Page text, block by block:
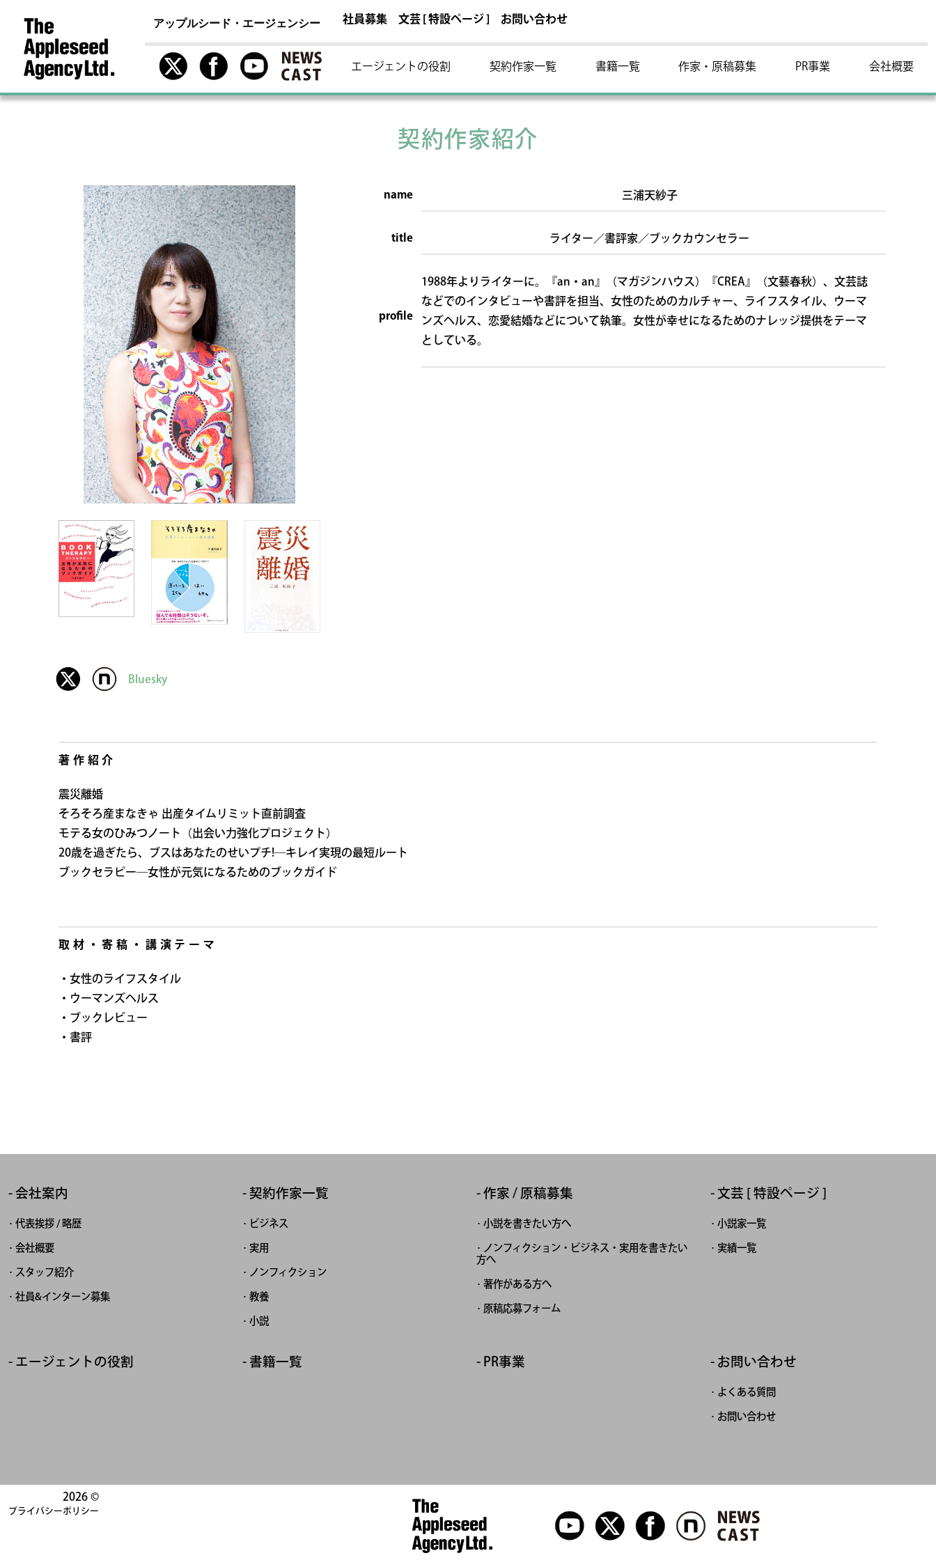
アップルシード・エージェンシー 社員募集 文芸 [ 特設ページ ] お問い合わせ
エージェントの役割 契約作家一覧 書籍一覧 作家・原稿募集 PR事業 会社概要
契約作家紹介
Bluesky
name 三浦天紗子
title ライター／書評家／ブックカウンセラー
profile
1988年よりライターに。『an・an』（マガジンハウス）『CREA』（文藝春秋）、文芸誌
などでのインタビューや書評を担当、女性のためのカルチャー、ライフスタイル、ウーマ
ンズヘルス、恋愛結婚などについて執筆。女性が幸せになるためのナレッジ提供をテーマ
としている。
著作紹介
震災離婚
そろそろ産まなきゃ 出産タイムリミット直前調査
モテる女のひみつノート（出会い力強化プロジェクト）
20歳を過ぎたら、ブスはあなたのせいプチ!―キレイ実現の最短ルート
ブックセラピー―女性が元気になるためのブックガイド
取材・寄稿・講演テーマ
・女性のライフスタイル
・ウーマンズヘルス
・ブックレビュー
・書評
会社案内
代表挨拶 / 略歴
会社概要
スタッフ紹介
社員&インターン募集
契約作家一覧
ビジネス
実用
ノンフィクション
教養
小説
作家 / 原稿募集
小説を書きたい方へ
ノンフィクション・ビジネス・実用を書きたい
方へ
著作がある方へ
原稿応募フォーム
文芸 [ 特設ページ ]
小説家一覧
実績一覧
エージェントの役割 書籍一覧 PR事業 お問い合わせ
よくある質問
お問い合わせ
2026 ©
プライバシーポリシー